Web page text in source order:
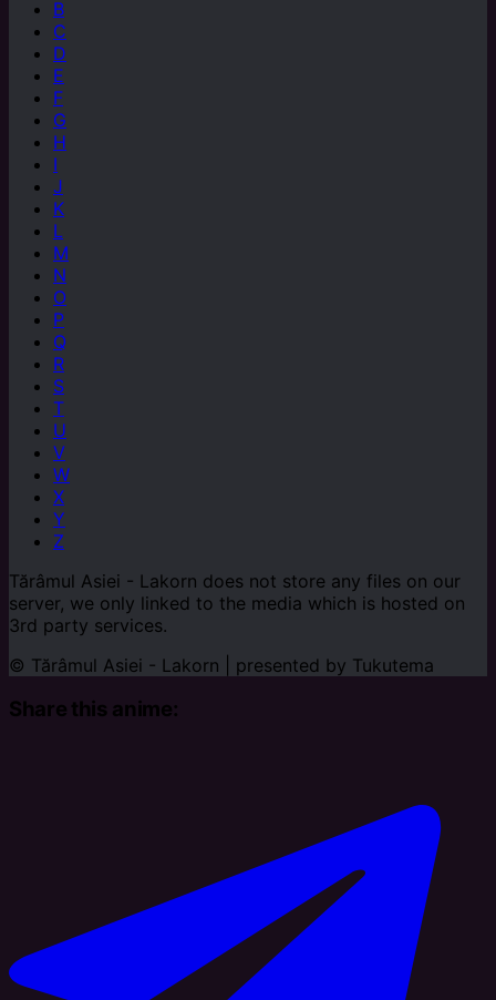
B
C
D
E
F
G
H
I
J
K
L
M
N
O
P
Q
R
S
T
U
V
W
X
Y
Z
Tărâmul Asiei - Lakorn does not store any files on our
server, we only linked to the media which is hosted on
3rd party services.
© Tărâmul Asiei - Lakorn | presented by Tukutema
Share this anime: